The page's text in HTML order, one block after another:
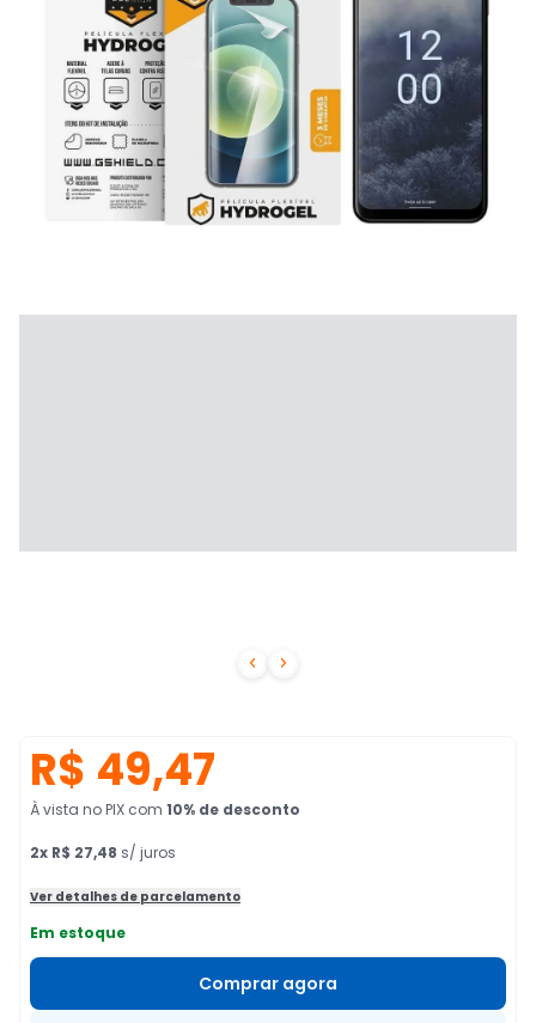
 
R$ 49,47
À vista no PIX com 10% de desconto
2x R$ 27,48 s/ juros
Ver detalhes de parcelamento
Em estoque
Comprar agora